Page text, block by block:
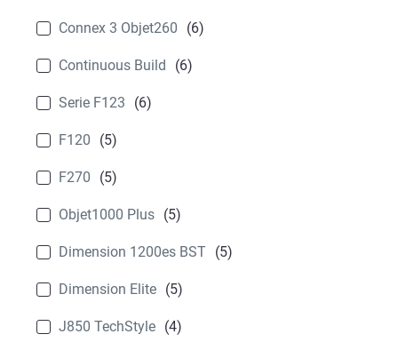
Connex 3 Objet260 (6)
Continuous Build (6)
Serie F123 (6)
F120 (5)
F270 (5)
Objet1000 Plus (5)
Dimension 1200es BST (5)
Dimension Elite (5)
J850 TechStyle (4)